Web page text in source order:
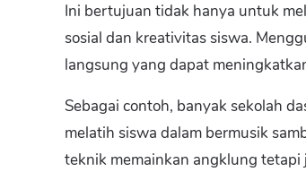
Ini bertujuan tidak hanya untuk
sosial dan kreativitas siswa.
langsung yang dapat
Sebagai contoh, banyak sekolah
melatih siswa dalam bermusik
teknik memainkan angklung